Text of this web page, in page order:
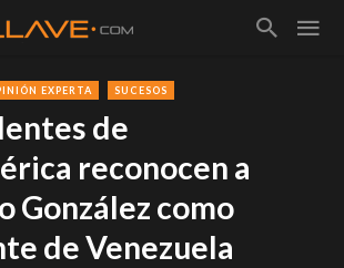
EXPERTA SUCESOS
de
reconocen a
González como
de Venezuela